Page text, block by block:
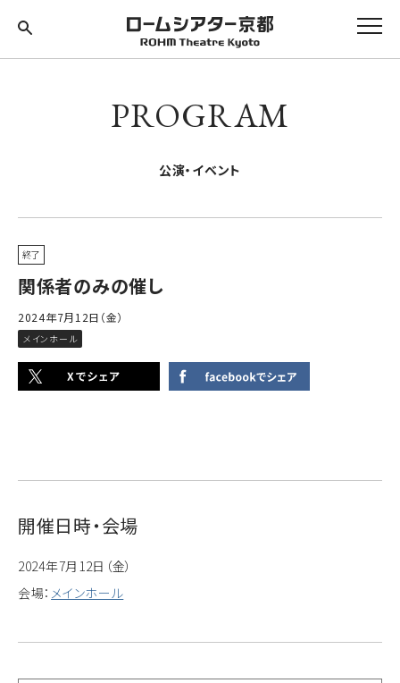
PROGRAM
公演・イベント
終了
関係者のみの催し
2024年7月12日（金）
メインホール
開催日時・会場
2024年7月12日（金）
会場： メインホール